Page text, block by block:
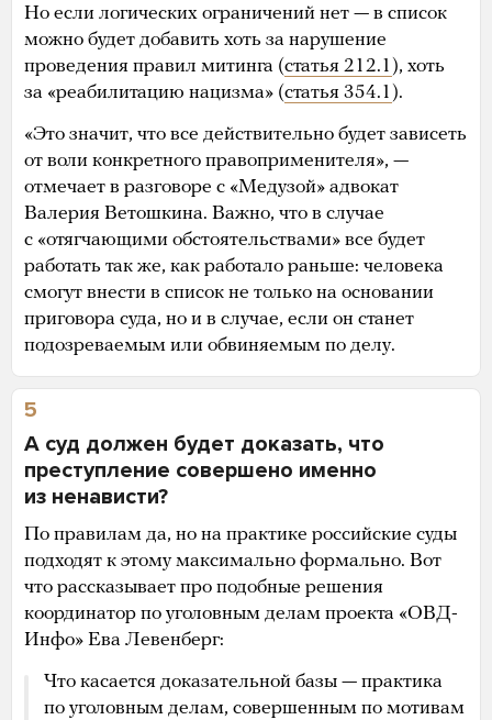
Но если логических ограничений нет — в список
можно будет добавить хоть за нарушение
проведения правил митинга (статья 212.1 ), хоть
за «реабилитацию нацизма» (статья 354.1 ).
«Это значит, что все действительно будет зависеть
от воли конкретного правоприменителя», —
отмечает в разговоре с «Медузой» адвокат
Валерия Ветошкина. Важно, что в случае
с «отягчающими обстоятельствами» все будет
работать так же, как работало раньше: человека
смогут внести в список не только на основании
приговора суда, но и в случае, если он станет
подозреваемым или обвиняемым по делу.
5
А суд должен будет доказать, что
преступление совершено именно
из ненависти?
По правилам да, но на практике российские суды
подходят к этому максимально формально. Вот
что рассказывает про подобные решения
координатор по уголовным делам проекта «ОВД-
Инфо» Ева Левенберг:
Что касается доказательной базы — практика
по уголовным делам, совершенным по мотивам